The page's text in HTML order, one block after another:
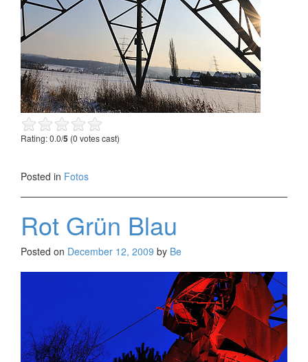
Rating: 0.0/5 (0 votes cast)
Posted in Fotos
Rot Grün Blau
Posted on December 12, 2009 by Be